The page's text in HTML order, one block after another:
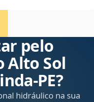
pelo
Alto Sol
hidráulico na sua